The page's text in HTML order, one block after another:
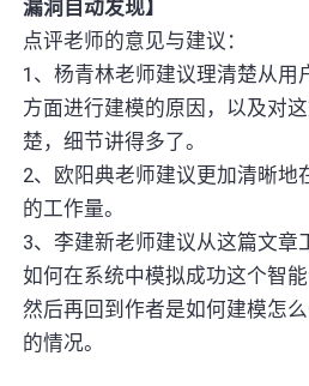
漏洞自动发现】
点评老师的意见与建议：
1、杨青林老师建议理清楚从用
方面进行建模的原因，以及对
楚，细节讲得多了。
2、欧阳典老师建议更加清晰地
的工作量。
3、李建新老师建议从这篇文章
如何在系统中模拟成功这个智
然后再回到作者是如何建模怎
的情况。